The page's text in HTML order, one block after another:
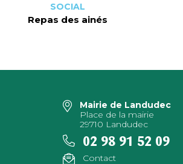
SOCIAL
Repas des ainés
Mairie de Landudec
Place de la mairie
29710 Landudec
02 98 91 52 09
Contact